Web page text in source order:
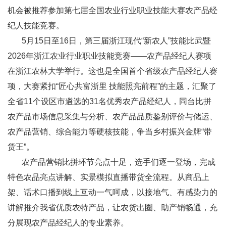
机会被推荐参加第七届全国农业行业职业技能大赛农产品经
纪人技能竞赛。
5月15日至16日，第三届浙江现代“新农人”技能比武暨
2026年浙江农业行业职业技能竞赛——农产品经纪人赛项
在浙江农林大学举行。这也是全国首个省级农产品经纪人赛
项，大赛紧扣“匠心共富浙里 技能照亮前程”的主题，汇聚了
全省11个设区市遴选的31名优秀农产品经纪人，同台比拼
农产品市场信息采集与分析、农产品品质鉴别评价与储运、
农产品营销、综合能力等硬核技能，争当乡村振兴金牌“带
货王”。
农产品营销比拼环节亮点十足，选手们逐一登场，完成
特色农品亮点讲解、实景模拟直播带货全流程。从商品上
架、话术口播到线上互动一气呵成，以接地气、有感染力的
讲解推介我省优质农特产品，让农货出圈、助产销畅通，充
分展现农产品经纪人的专业素养。